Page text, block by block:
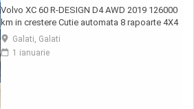
Volvo XC 60 R-DESIGN D4 AWD 2019 126000
km in crestere Cutie automata 8 rapoarte 4X4
Roti 19 + roti iarna R18 Tapiterie piele cu
alcantara scaune sport Volan piele sport R-
DESIGN Plafon negru Pilot automat adaptiv
Galati, Galati
1 ianuarie